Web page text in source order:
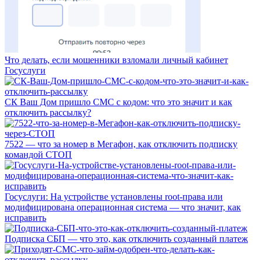
Что делать, если мошенники взломали личный кабинет
Госуслуги
СК Ваш Дом пришло СМС с кодом: что это значит и как
отключить рассылку?
7522 — что за номер в Мегафон, как отключить подписку
командой СТОП
Госуслуги: На устройстве установлены root-права или
модифицирована операционная система — что значит, как
исправить
Подписка СБП — что это, как отключить созданный платеж